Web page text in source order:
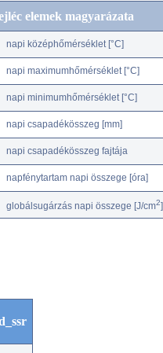
elemek magyarázata
napi középhőmérséklet [°C]
napi maximumhőmérséklet [°C]
napi minimumhőmérséklet [°C]
napi csapadékösszeg [mm]
napi csapadékösszeg fajtája
napfénytartam napi összege [óra]
globálsugárzás napi összege [J/cm2]